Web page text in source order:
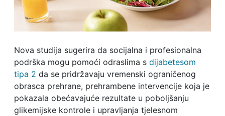
Nova studija sugerira da socijalna i profesionalna
podrška mogu pomoći odraslima s dijabetesom
tipa 2 da se pridržavaju vremenski ograničenog
obrasca prehrane, prehrambene intervencije koja je
pokazala obećavajuće rezultate u poboljšanju
glikemijske kontrole i upravljanja tjelesnom